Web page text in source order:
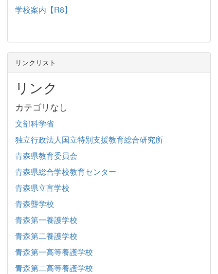
学校案内【R8】
リンクリスト
リンク
カテゴリなし
文部科学省
独立行政法人国立特別支援教育総合研究所
青森県教育委員会
青森県総合学校教育センター
青森県立盲学校
青森聾学校
青森第一養護学校
青森第二養護学校
青森第一高等養護学校
青森第二高等養護学校